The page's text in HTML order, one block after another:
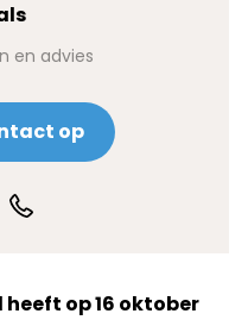
en advies
op
op 16 oktober